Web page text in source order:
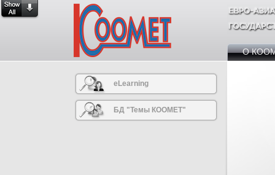
О
eLearning
БД "Темы КООМЕТ"